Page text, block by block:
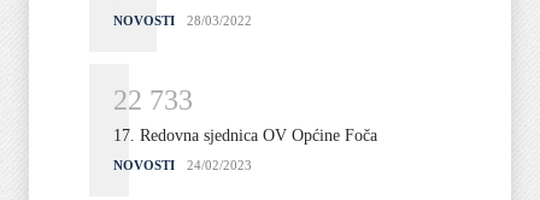
NOVOSTI 28/03/2022
22 733
17. Redovna sjednica OV Općine Foča
NOVOSTI 24/02/2023